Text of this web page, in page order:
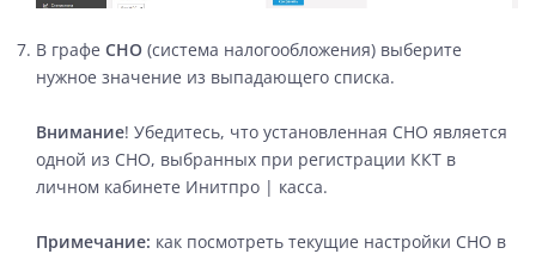
В графе СНО (система налогообложения) выберите
нужное значение из выпадающего списка.
Внимание! Убедитесь, что установленная СНО является
одной из СНО, выбранных при регистрации ККТ в
личном кабинете Инитпро | касса.
Примечание: как посмотреть текущие настройки СНО в